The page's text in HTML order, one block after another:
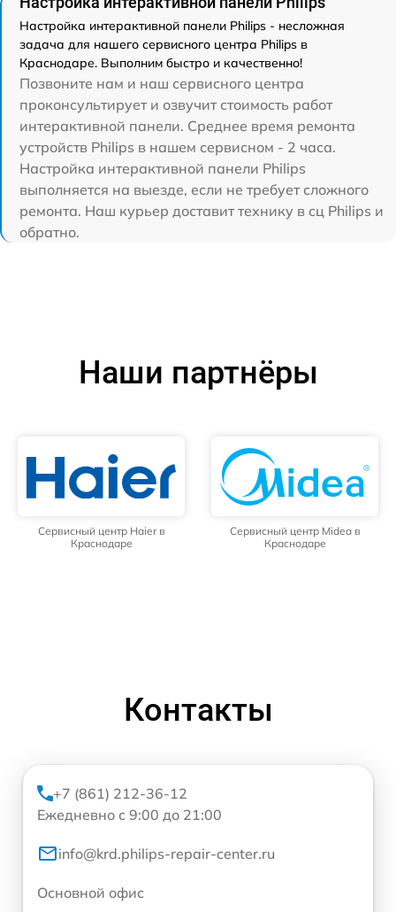
Настройка интерактивной панели Philips - несложная
задача для нашего сервисного центра Philips в
Краснодаре. Выполним быстро и качественно!
Позвоните нам и наш сервисного центра
проконсультирует и озвучит стоимость работ
интерактивной панели. Среднее время ремонта
устройств Philips в нашем сервисном - 2 часа.
Настройка интерактивной панели Philips
выполняется на выезде, если не требует сложного
ремонта. Наш курьер доставит технику в сц Philips и
обратно.
Наши партнёры
Сервисный центр Haier в
Краснодаре
Сервисный центр Midea в
Краснодаре
Контакты
+7 (861) 212-36-12
Ежедневно с 9:00 до 21:00
info@krd.philips-repair-center.ru
Основной офис